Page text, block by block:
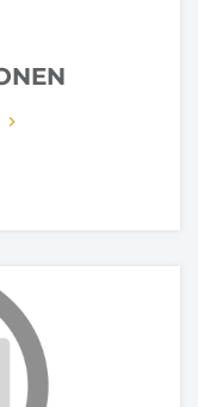
keyboard_arrow_right